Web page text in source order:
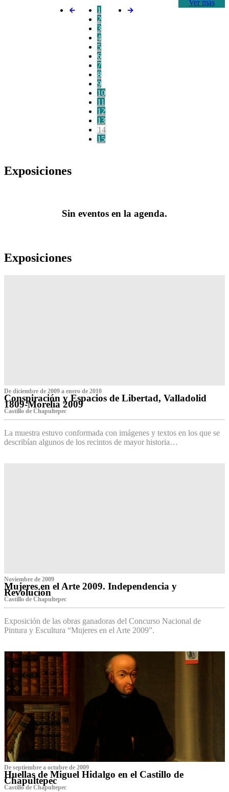
Ver más
1
2
3
4
5
6
7
8
9
10
11
12
13
14
15
Exposiciones
Sin eventos en la agenda.
Exposiciones
De diciembre de 2009 a enero de 2010
Conspiración y Espacios de Libertad, Valladolid
1809-Morelia 2009
Castillo de Chapultepec
La muestra estuvo conformada con imágenes y textos en los que se
describían algunos de los recintos de mayor historia…
Noviembre de 2009
Mujeres en el Arte 2009. Independencia y
Revolución
Castillo de Chapultepec
Exposición de las obras ganadoras del Concurso Nacional de
Pintura y Escultura “Mujeres en el Arte 2009”.
De septiembre a octubre de 2009
Huellas de Miguel Hidalgo en el Castillo de
Chapultepec
Castillo de Chapultepec